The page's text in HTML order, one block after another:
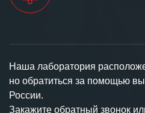
Наша лаборатория
но обратиться за помощью
России.
Закажите обратный звонок